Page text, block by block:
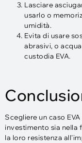
Lasciare
usarlo o
umidità.
Evita di usare
abrasivi, o
custodia EVA.
Scegliere un caso
investimento sia nella
la loro resistenza